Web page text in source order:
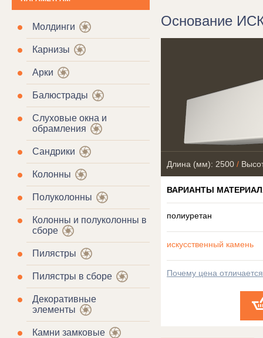
Молдинги
Карнизы
Арки
Балюстрады
Слуховые окна и
обрамления
Сандрики
Колонны
Полуколонны
Колонны и полуколонны в
сборе
Пилястры
Пилястры в сборе
Декоративные
элементы
Камни замковые
Основание
Длина (мм): 2500/
ВАРИАНТЫ
полиуретан
искусственный камень
Почему цена